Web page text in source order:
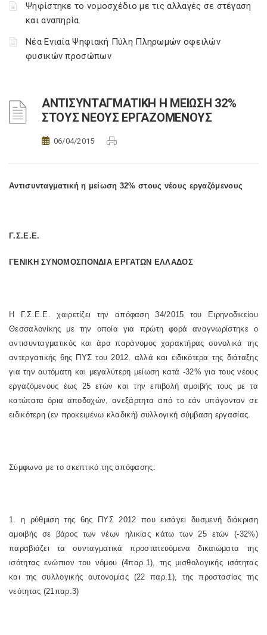
Ψηφίστηκε το νομοσχέδιο με τις αλλαγές σε στέγαση
και αναπηρία
Νέα Ενιαία Ψηφιακή Πύλη Πληρωμών οφειλών
φυσικών προσώπων
ΑΝΤΙΣΥΝΤΑΓΜΑΤΙΚΗ Η ΜΕΙΩΣΗ 32%
ΣΤΟΥΣ ΝΕΟΥΣ ΕΡΓΑΖΟΜΕΝΟΥΣ
06/04/2015
Αντισυνταγματική η μείωση 32% στους νέους εργαζόμενους
Γ.Σ.Ε.Ε.
ΓΕΝΙΚΗ ΣΥΝΟΜΟΣΠΟΝΔΙΑ ΕΡΓΑΤΩΝ ΕΛΛΑΔΟΣ
Η Γ.Σ.Ε.Ε. χαιρετίζει την απόφαση 34/2015 του Ειρηνοδικείου
Θεσσαλονίκης με την οποία για πρώτη φορά αναγνωρίστηκε ο
αντισυνταγματικός και άρα παράνομος χαρακτήρας συνολικά της
αντεργατικής 6ης ΠΥΣ του 2012, αλλά και ειδικότερα της διάταξης
για την αυτόματη και μεγαλύτερη μείωση κατά -32% για τους νέους
εργαζόμενους έως 25 ετών και την επιβολή αμοιβής τους με τα
κατώτατα όρια αποδοχών, ανεξάρτητα από το εάν υπάγονταν σε
ειδικότερη (εν προκειμένω κλαδική) συλλογική σύμβαση εργασίας.
Σύμφωνα με το σκεπτικό της απόφασης:
1. η ρύθμιση της 6ης ΠΥΣ 2012 που εισάγει δυσμενή διάκριση
αμοιβής σε βάρος των νέων ηλικίας κάτω των 25 ετών (-32%)
παραβιάζει τα συνταγματικά προστατευόμενα δικαιώματα της
ισότητας ενώπιον του νόμου (4παρ.1), της μισθολογικής ισότητας
και της συλλογικής αυτονομίας (22 παρ.1), της προστασίας της
νεότητας (21παρ.3)